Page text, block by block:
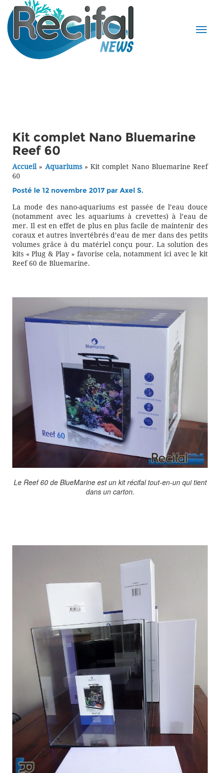
Kit complet Nano Bluemarine
Reef 60
Accueil» Aquariums» Kit complet Nano Bluemarine Reef
60
Posté le 12 novembre 2017 par Axel S.
La mode des nano-aquariums est passée de l’eau douce
(notamment avec les aquariums à crevettes) à l’eau de
mer. Il est en effet de plus en plus facile de maintenir des
coraux et autres invertébrés d’eau de mer dans des petits
volumes grâce à du matériel conçu pour. La solution des
kits « Plug & Play » favorise cela, notamment ici avec le kit
Reef 60 de Bluemarine.
Le Reef 60 de BlueMarine est un kit récifal tout-en-un qui tient
dans un carton.